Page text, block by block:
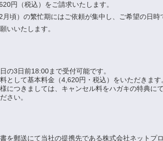
円（税込）をご請求いたします。
頃）の繁忙期にはご依頼が集中し、ご希望の日
いいたします。
の3日前18:00まで受付可能です。
として基本料金（4,620円・税込）をいただきます
につきましては、キャンセル料をハガキの特典に
さい。
を郵送にて当社の提携先である株式会社ネットプ